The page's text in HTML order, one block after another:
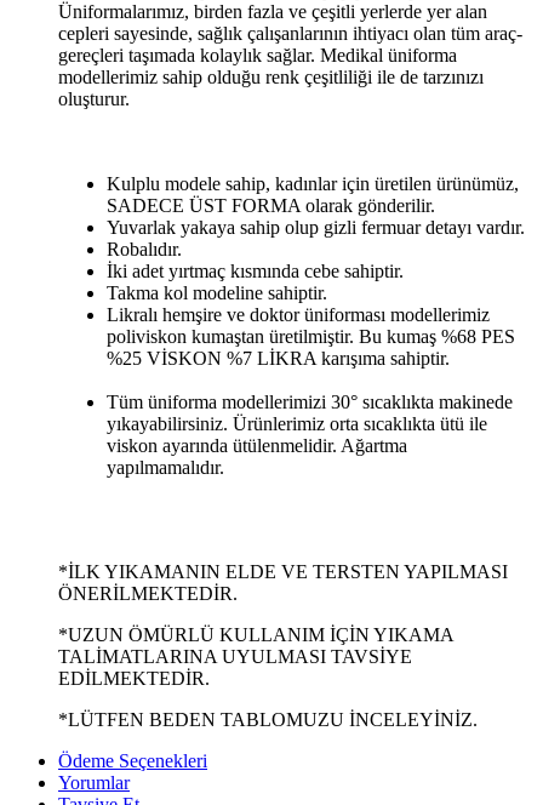
Üniformalarımız, birden fazla ve çeşitli yerlerde yer alan
cepleri sayesinde, sağlık çalışanlarının ihtiyacı olan tüm araç-
gereçleri taşımada kolaylık sağlar. Medikal üniforma
modellerimiz sahip olduğu renk çeşitliliği ile de tarzınızı
oluşturur.
Kulplu modele sahip, kadınlar için üretilen ürünümüz,
SADECE ÜST FORMA olarak gönderilir.
Yuvarlak yakaya sahip olup gizli fermuar detayı vardır.
Robalıdır.
İki adet yırtmaç kısmında cebe sahiptir.
Takma kol modeline sahiptir.
Likralı hemşire ve doktor üniforması modellerimiz
poliviskon kumaştan üretilmiştir. Bu kumaş %68 PES
%25 VİSKON %7 LİKRA karışıma sahiptir.
Tüm üniforma modellerimizi 30° sıcaklıkta makinede
yıkayabilirsiniz. Ürünlerimiz orta sıcaklıkta ütü ile
viskon ayarında ütülenmelidir. Ağartma
yapılmamalıdır.
*İLK YIKAMANIN ELDE VE TERSTEN YAPILMASI
ÖNERİLMEKTEDİR.
*UZUN ÖMÜRLÜ KULLANIM İÇİN YIKAMA
TALİMATLARINA UYULMASI TAVSİYE
EDİLMEKTEDİR.
*LÜTFEN BEDEN TABLOMUZU İNCELEYİNİZ.
Ödeme Seçenekleri
Yorumlar